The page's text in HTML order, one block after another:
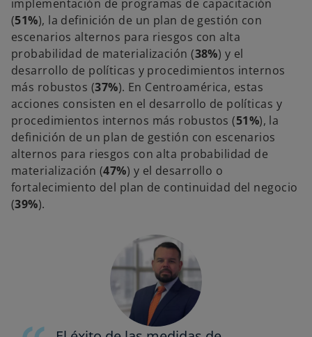
implementación de programas de capacitación
(51%), la definición de un plan de gestión con
escenarios alternos para riesgos con alta
probabilidad de materialización (38%) y el
desarrollo de políticas y procedimientos internos
más robustos (37%). En Centroamérica, estas
acciones consisten en el desarrollo de políticas y
procedimientos internos más robustos (51%), la
definición de un plan de gestión con escenarios
alternos para riesgos con alta probabilidad de
materialización (47%) y el desarrollo o
fortalecimiento del plan de continuidad del negocio
(39%).